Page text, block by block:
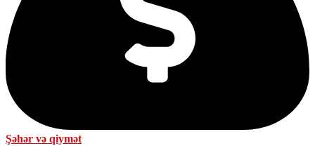
Şəhər və qiymət